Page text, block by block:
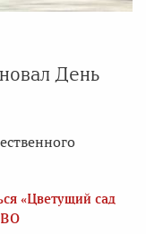
День
«Цветущий сад